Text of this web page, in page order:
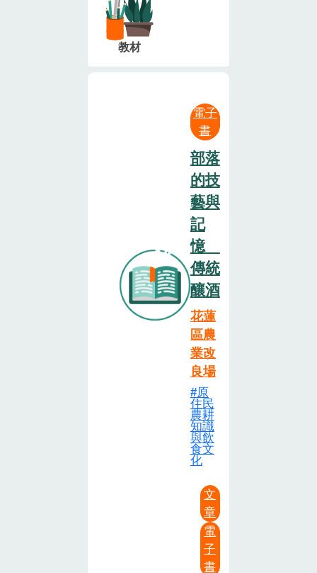
教材
電子
書
部落
的技
藝與
記
憶
傳統
釀酒
花蓮
區農
業改
良場
原
住民
農耕
知識
與飲
食文
化
文
章
電
子
書